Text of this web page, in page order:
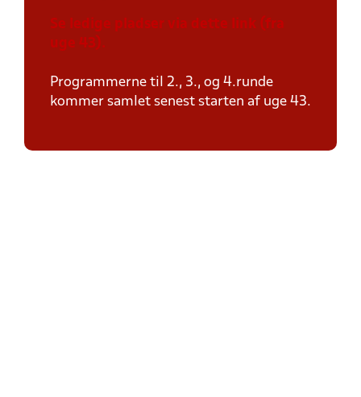
Se ledige pladser via dette link (fra
uge 43).
Programmerne til 2., 3., og 4.runde
kommer samlet senest starten af uge 43.